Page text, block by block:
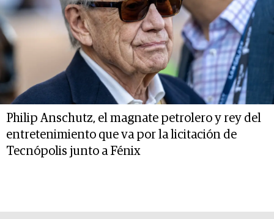
Philip Anschutz, el magnate petrolero y rey del
entretenimiento que va por la licitación de
Tecnópolis junto a Fénix